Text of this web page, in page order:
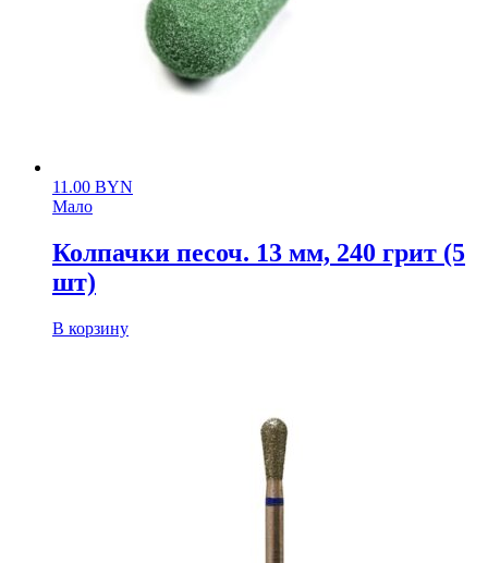
11.00 BYN
Мало
Колпачки песоч. 13 мм, 240 грит (5
шт)
В корзину